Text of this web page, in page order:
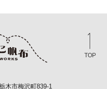
TOP
木市梅沢町839-1